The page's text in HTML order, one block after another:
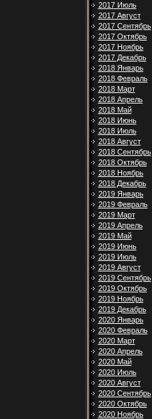
2017 Июль
2017 Август
2017 Сентябрь
2017 Октябрь
2017 Ноябрь
2017 Декабрь
2018 Январь
2018 Февраль
2018 Март
2018 Апрель
2018 Май
2018 Июнь
2018 Июль
2018 Август
2018 Сентябрь
2018 Октябрь
2018 Ноябрь
2018 Декабрь
2019 Январь
2019 Февраль
2019 Март
2019 Апрель
2019 Май
2019 Июнь
2019 Июль
2019 Август
2019 Сентябрь
2019 Октябрь
2019 Ноябрь
2019 Декабрь
2020 Январь
2020 Февраль
2020 Март
2020 Апрель
2020 Май
2020 Июль
2020 Август
2020 Сентябрь
2020 Октябрь
2020 Ноябрь